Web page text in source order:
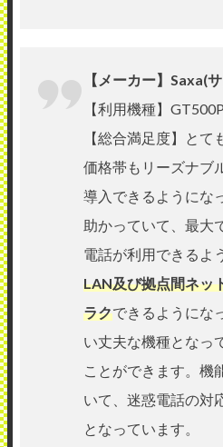
【メーカー】Saxa(
【利用機種】
【総合満足度】とて
価格帯もリーズナブ
導入できるようにな
助かっていて、最大
電話が利用できるよ
LAN及び拠点間ネッ
ラクできるようにな
い丈夫な機種となっ
ことができます。機
いて、迷惑電話の対
となっています。